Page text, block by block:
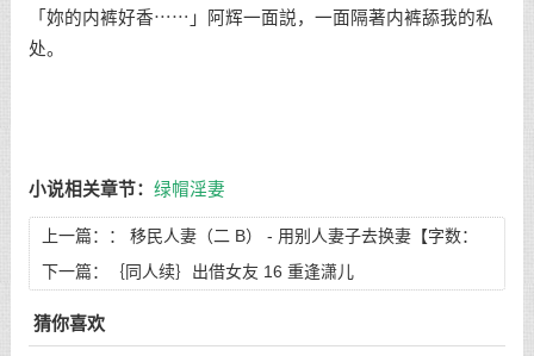
「妳的内裤好香⋯⋯」阿辉一面説，一面隔著内裤舔我的私
处。
小说相关章节： 绿帽淫妻
上一篇：： 移民人妻（二 B） - 用别人妻子去换妻【字数：
7158】
下一篇： ｛同人续｝出借女友 16 重逢潇儿
猜你喜欢